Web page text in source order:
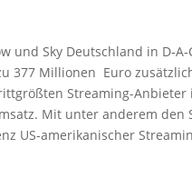
und Sky Deutschland in
377 Millionen Euro
Streaming-
Mit unter anderem den
US-amerikanischer